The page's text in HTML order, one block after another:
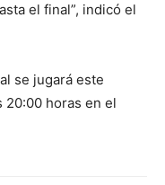
el final”, indicó el
se jugará este
20:00 horas en el